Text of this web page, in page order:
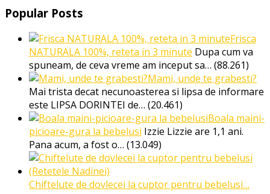
Popular Posts
Frisca
NATURALA 100%, reteta in 3 minute Dupa cum va
spuneam, de ceva vreme am inceput sa… (88.261)
Mami, unde te grabesti?
Mai trista decat necunoasterea si lipsa de informare
este LIPSA DORINTEI de… (20.461)
Boala maini-
picioare-gura la bebelusi Izzie Lizzie are 1,1 ani.
Pana acum, a fost o… (13.049)
Chiftelute de dovlecei la cuptor pentru bebelusi…